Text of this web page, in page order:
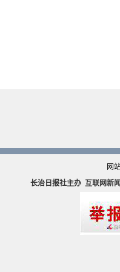
网
长治日报社主办 互联网新